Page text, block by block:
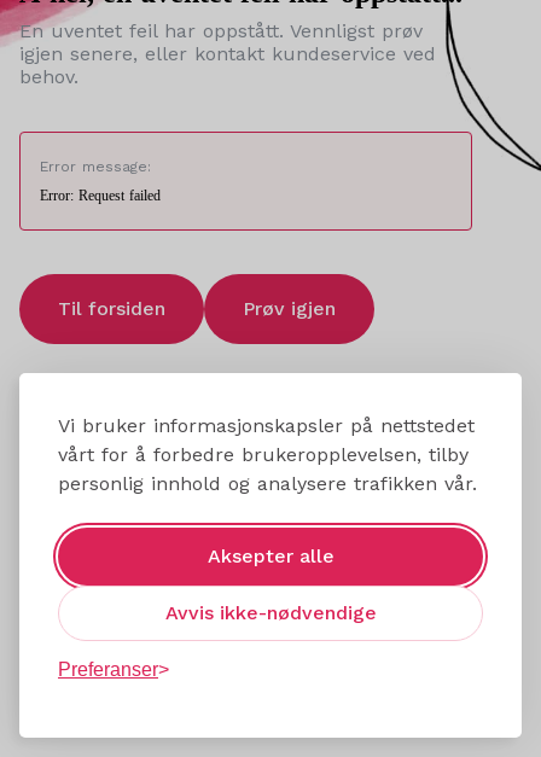
Vi bruker informasjonskapsler på nettstedet
vårt for å forbedre brukeropplevelsen, tilby
personlig innhold og analysere trafikken vår.
Aksepter alle
Avvis ikke-nødvendige
Preferanser
En uventet feil har oppstått. Vennligst prøv
igjen senere, eller kontakt kundeservice ved
behov.
Error message:
Error: Request failed
Til forsiden Prøv igjen